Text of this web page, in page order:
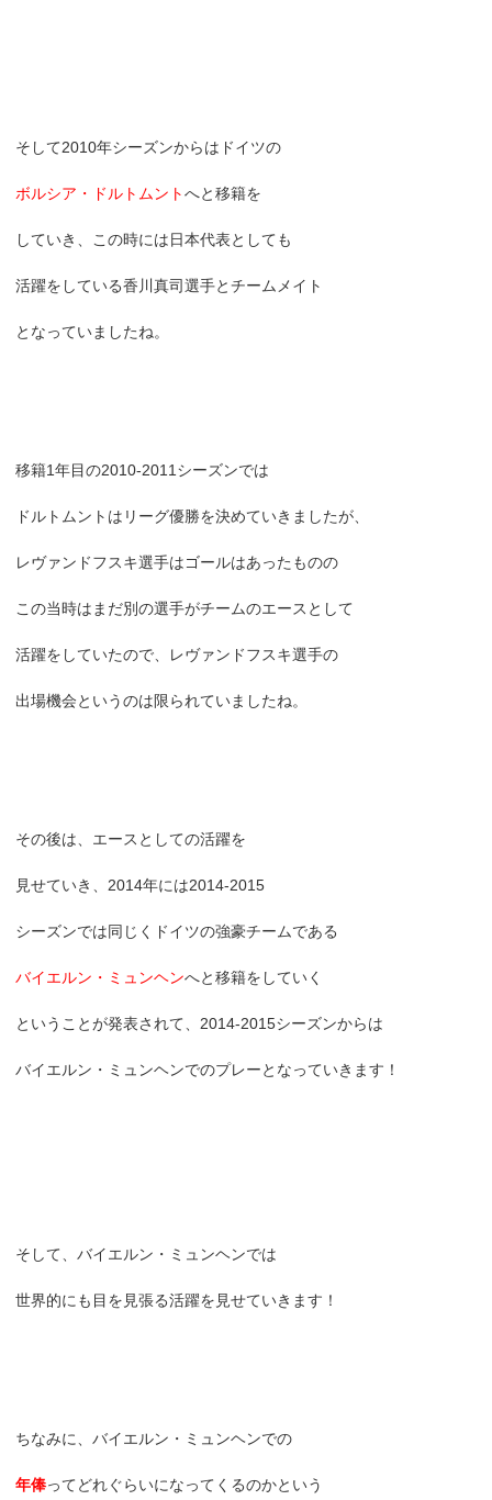
そして2010年シーズンからはドイツの
ボルシア・ドルトムントへと移籍を
していき、この時には日本代表としても
活躍をしている香川真司選手とチームメイト
となっていましたね。
移籍1年目の2010-2011シーズンでは
ドルトムントはリーグ優勝を決めていきましたが、
レヴァンドフスキ選手はゴールはあったものの
この当時はまだ別の選手がチームのエースとして
活躍をしていたので、レヴァンドフスキ選手の
出場機会というのは限られていましたね。
その後は、エースとしての活躍を
見せていき、2014年には2014-2015
シーズンでは同じくドイツの強豪チームである
バイエルン・ミュンヘンへと移籍をしていく
ということが発表されて、2014-2015シーズンからは
バイエルン・ミュンヘンでのプレーとなっていきます！
そして、バイエルン・ミュンヘンでは
世界的にも目を見張る活躍を見せていきます！
ちなみに、バイエルン・ミュンヘンでの
年俸ってどれぐらいになってくるのかという